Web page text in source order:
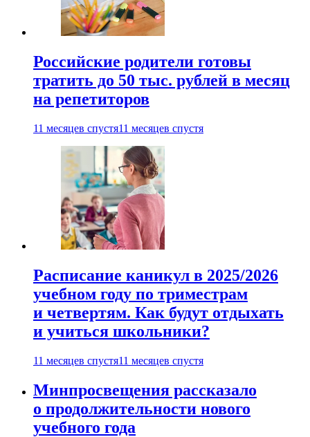
Российские родители готовы
тратить до 50 тыс. рублей в месяц
на репетиторов
11 месяцев спустя11 месяцев спустя
Расписание каникул в 2025/2026
учебном году по триместрам
и четвертям. Как будут отдыхать
и учиться школьники?
11 месяцев спустя11 месяцев спустя
Минпросвещения рассказало
о продолжительности нового
учебного года